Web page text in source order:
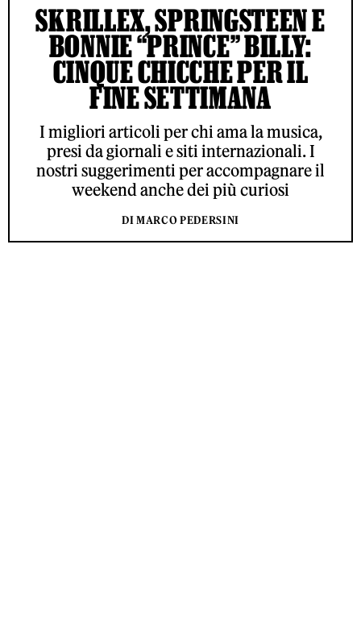
SKRILLEX, SPRINGSTEEN E
BONNIE “PRINCE” BILLY:
CINQUE CHICCHE PER IL
FINE SETTIMANA
I migliori articoli per chi ama la musica,
presi da giornali e siti internazionali. I
nostri suggerimenti per accompagnare il
weekend anche dei più curiosi
DI MARCO PEDERSINI